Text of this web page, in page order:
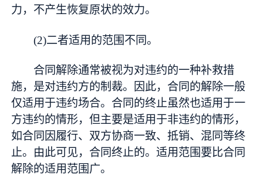
力，不产生恢复原状的效力。
(2)二者适用的范围不同。
合同解除通常被视为对违约的一种补救措
施，是对违约方的制裁。因此，合同的解除一般
仅适用于违约场合。合同的终止虽然也适用于一
方违约的情形，但主要是适用于非违约的情形，
如合同因履行、双方协商一致、抵销、混同等终
止。由此可见，合同终止的。适用范围要比合同
解除的适用范围广。